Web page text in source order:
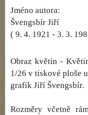
Jméno autora:
Švengsbír Jiří
( 9. 4. 1921 - 3. 3.
Obraz květin -
1/26 v tiskové ploše
grafik Jiří Švengsbír.
Rozměry včetně